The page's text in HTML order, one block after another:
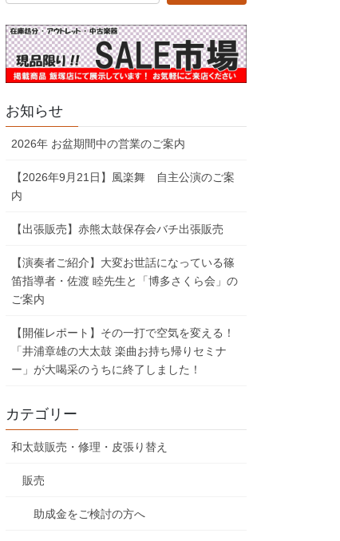
お知らせ
2026年 お盆期間中の営業のご案内
【2026年9月21日】風楽舞 自主公演のご案
内
【出張販売】赤熊太鼓保存会バチ出張販売
【演奏者ご紹介】大変お世話になっている篠
笛指導者・佐渡 睦先生と「博多さくら会」の
ご案内
【開催レポート】その一打で空気を変える！
「井浦章雄の大太鼓 楽曲お持ち帰りセミナ
ー」が大喝采のうちに終了しました！
カテゴリー
和太鼓販売・修理・皮張り替え
販売
助成金をご検討の方へ